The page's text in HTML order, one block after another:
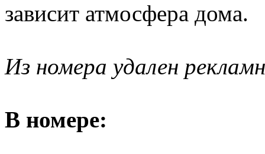
зависит атмосфера дома.
Из номера удален
В номере: